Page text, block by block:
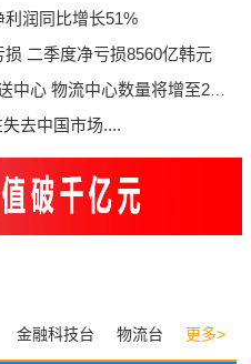
润同比增长51%
二季度净亏损8560亿韩元
心 物流中心数量将增至26个
去中国市场....
更多>
物流台
金融科技台